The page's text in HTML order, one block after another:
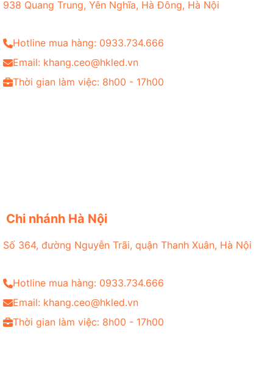
938 Quang Trung, Yên Nghĩa, Hà Đông, Hà Nội
Hotline mua hàng: 0933.734.666
Email: khang.ceo@hkled.vn
Thời gian làm việc: 8h00 - 17h00
Chi nhánh Hà Nội
Số 364, đường Nguyễn Trãi, quận Thanh Xuân, Hà Nội
Hotline mua hàng: 0933.734.666
Email: khang.ceo@hkled.vn
Thời gian làm việc: 8h00 - 17h00